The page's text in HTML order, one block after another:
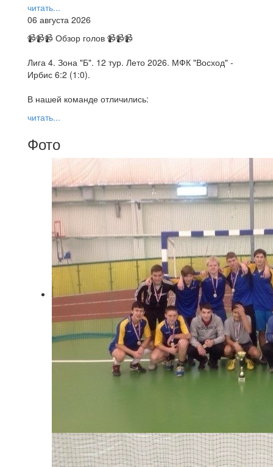
читать...
06 августа 2026
📹📹📹 Обзор голов 📹📹📹
Лига 4. Зона "Б". 12 тур. Лето 2026. МФК "Восход" -
Ирбис 6:2 (1:0).
В нашей команде отличились:
читать...
Фото